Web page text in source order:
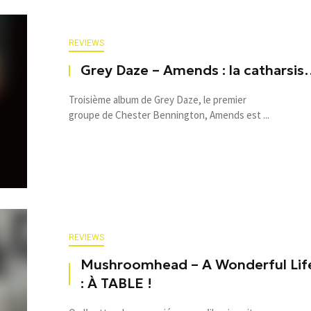
REVIEWS
Grey Daze – Amends : la
Troisième album de Grey Daze, le premier
groupe de Chester Bennington, Amends est ...
REVIEWS
Mushroomhead – A Wonderful
: À TABLE !